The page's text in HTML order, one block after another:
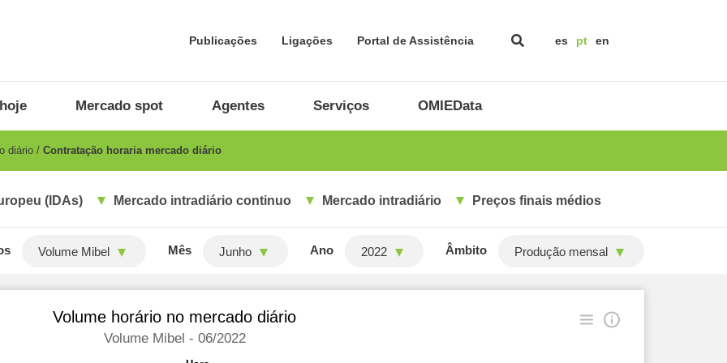
Publicações Ligações Portal de Assistência es pt en
Mercado spot Agentes Serviços OMIEData
diário Contratação horaria mercado diário
(IDAs) Mercado intradiário continuo Mercado intradiário Preços finais médios
Volume Mibel Mês Junho Ano 2022 Âmbito Produção mensal
Volume horário no mercado diário
Volume Mibel - 06/2022